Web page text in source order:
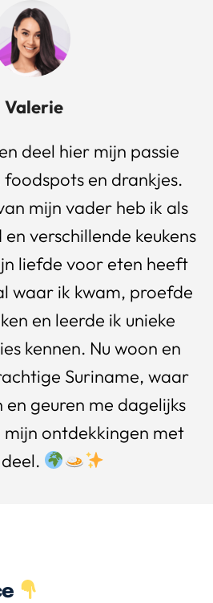
Valerie
deel hier mijn passie
en drankjes.
mijn vader heb ik als
verschillende keukens
liefde voor eten heeft
waar ik kwam, proefde
en leerde ik unieke
kennen. Nu woon en
Suriname, waar
en geuren me dagelijks
mijn ontdekkingen met